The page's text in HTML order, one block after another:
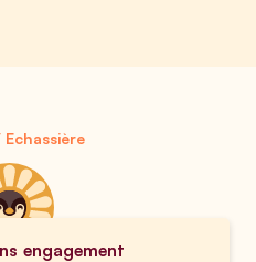
engagement